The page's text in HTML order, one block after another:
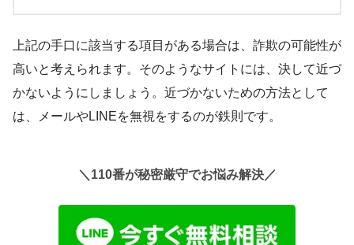
上記の手口に該当する項目がある場合は、詐欺の可能性が
高いと考えられます。そのようなサイトには、決して近づ
かないようにしましょう。近づかないための方法として
は、メールやLINEを無視をするのが鉄則です。
＼110番が秘密厳守でお悩み解決／